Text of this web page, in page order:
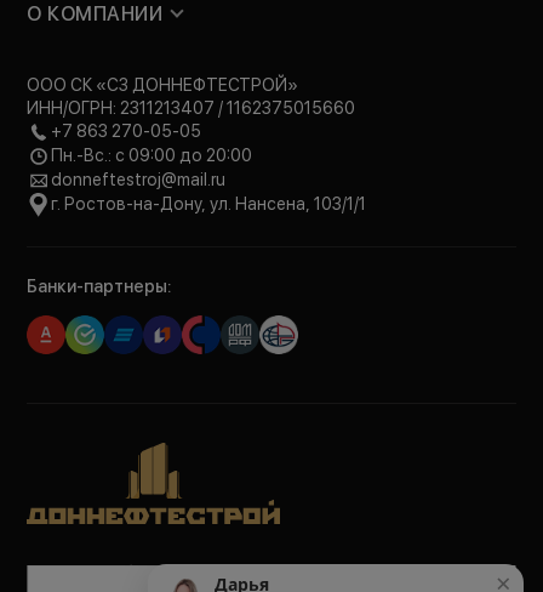
О КОМПАНИИ
ООО СК «СЗ ДОННЕФТЕСТРОЙ»
ИНН/ОГРН: 2311213407 / 1162375015660
+7 863 270-05-05
Пн.-Вс.: с 09:00 до 20:00
donneftestroj@mail.ru
г. Ростов-на-Дону, ул. Нансена, 103/1/1
Банки-партнеры:
Политика обработки персональных данных
×
Дарья